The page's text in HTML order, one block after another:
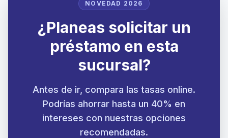
NOVEDAD 2026
¿Planeas solicitar un
préstamo en esta
sucursal?
Antes de ir, compara las tasas online.
Podrías ahorrar hasta un 40% en
intereses con nuestras opciones
recomendadas.